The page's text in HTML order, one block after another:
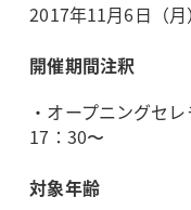
2017年11月6日（月）
開催期間注釈
・オープニングセ
17：30〜
対象年齢